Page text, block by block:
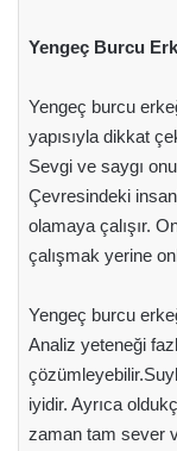
Yengeç Burcu
Yengeç burcu
yapısıyla dikkat
Sevgi ve saygı
Çevresindeki
olamaya çalışır.
çalışmak yerine
Yengeç burcu
Analiz yeteneği
iyidir. Ayrıca
zaman tam sever